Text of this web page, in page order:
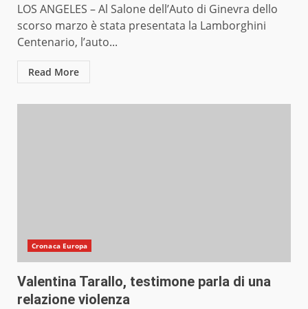
LOS ANGELES – Al Salone dell’Auto di Ginevra dello
scorso marzo è stata presentata la Lamborghini
Centenario, l’auto...
Read More
Cronaca Europa
Valentina Tarallo, testimone parla di una
relazione violenza